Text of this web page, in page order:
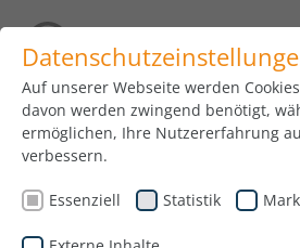
ALLGEMEINE
Auf unserer Webseite werden
davon werden zwingend benötigt,
ermöglichen, Ihre Nutzererfahrung
verbessern.
Essenziell Statistik